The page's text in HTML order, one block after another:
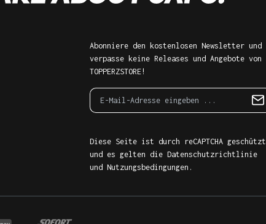
Abonniere den kostenlosen Newsletter und
verpasse keine Releases und Angebote von
TOPPERZSTORE!
Diese Seite ist durch reCAPTCHA geschützt
und es gelten die Datenschutzrichtlinie
und Nutzungsbedingungen .